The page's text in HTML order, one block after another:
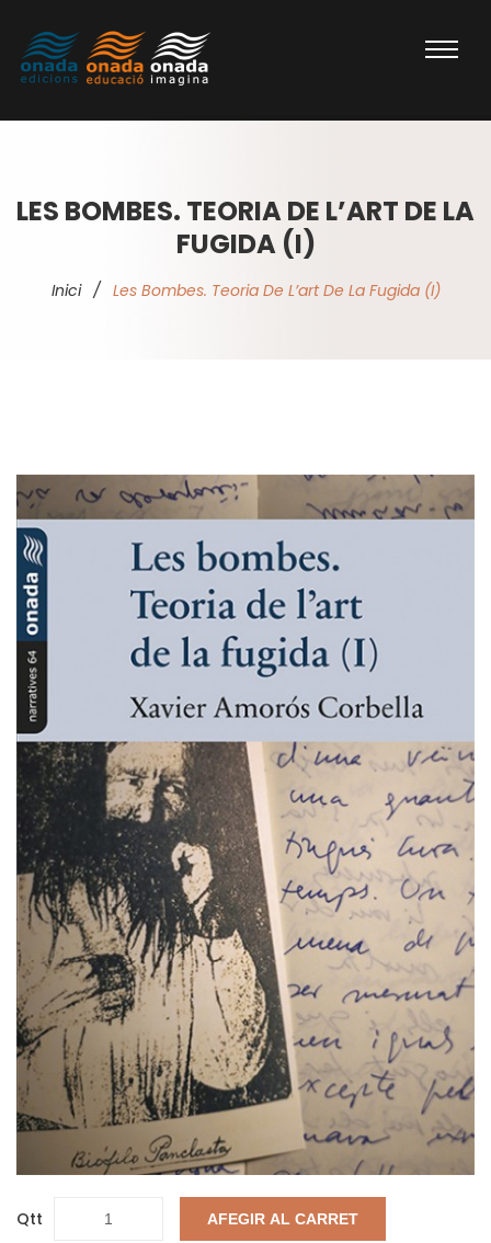
LES BOMBES. TEORIA DE L’ART DE LA
FUGIDA (I)
Inici / Les Bombes. Teoria De L’art De La Fugida (I)
Qtt AFEGIR AL CARRET